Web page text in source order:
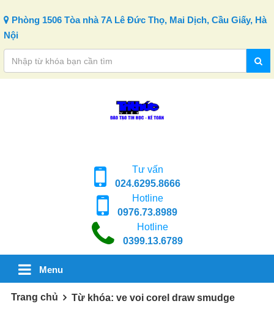
Phòng 1506 Tòa nhà 7A Lê Đức Thọ, Mai Dịch, Cầu Giấy, Hà
Nội
Tư vấn
024.6295.8666
Hotline
0976.73.8989
Hotline
0399.13.6789
Menu
Trang chủ Từ khóa: ve voi corel draw smudge